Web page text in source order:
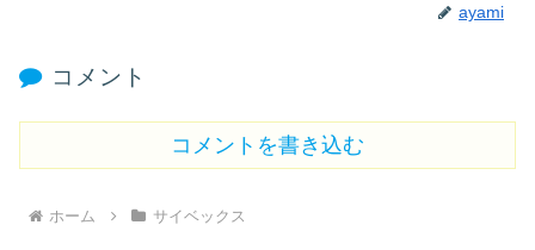
ayami
コメント
コメントを書き込む
ホーム サイベックス